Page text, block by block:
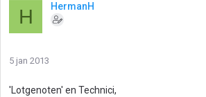
H HermanH
5 jan 2013
'Lotgenoten' en Technici,